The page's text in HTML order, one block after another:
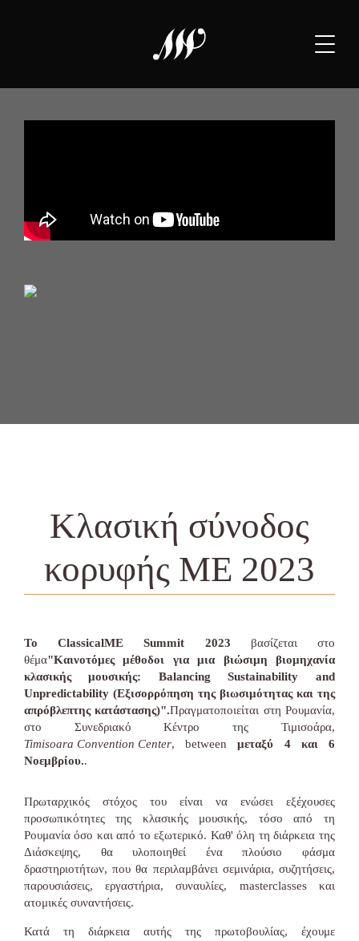
Κλασική σύνοδος
κορυφής ME 2023
Το ClassicalME Summit 2023 βασίζεται στο
θέμα"Καινοτόμες μέθοδοι για μια βιώσιμη βιομηχανία
κλασικής μουσικής: Balancing Sustainability and
Unpredictability (Εξισορρόπηση της βιωσιμότητας και της
απρόβλεπτης κατάστασης)".Πραγματοποιείται στη Ρουμανία,
στο Συνεδριακό Κέντρο της Τιμισοάρα,
Timisoara Convention Center, betweenμεταξύ 4 και 6
Νοεμβρίου..
Πρωταρχικός στόχος του είναι να ενώσει εξέχουσες
προσωπικότητες της κλασικής μουσικής, τόσο από τη
Ρουμανία όσο και από το εξωτερικό. Καθ' όλη τη διάρκεια της
Διάσκεψης, θα υλοποιηθεί ένα πλούσιο φάσμα
δραστηριοτήτων, που θα περιλαμβάνει σεμινάρια, συζητήσεις,
παρουσιάσεις, εργαστήρια, συναυλίες, masterclasses και
ατομικές συναντήσεις.
Κατά τη διάρκεια αυτής της πρωτοβουλίας, έχουμε